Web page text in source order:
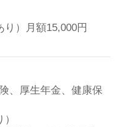
）月額15,000円
、厚生年金、健康保